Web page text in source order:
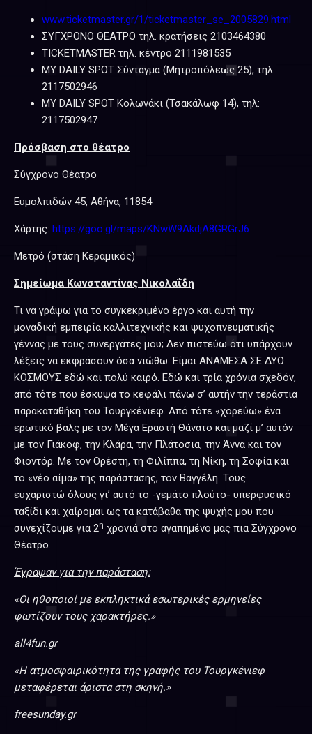
www.ticketmaster.gr/1/ticketmaster_se_2005829.html
ΣΥΓΧΡΟΝΟ ΘΕΑΤΡΟ τηλ. κρατήσεις 2103464380
TICKETMASTER τηλ. κέντρο 2111981535
MY DAILY SPOT Σύνταγμα (Μητροπόλεως 25), τηλ:
2117502946
MY DAILY SPOT Κολωνάκι (Τσακάλωφ 14), τηλ:
2117502947
Πρόσβαση στο θέατρο
Σύγχρονο Θέατρο
Ευμολπιδών 45, Αθήνα, 11854
Χάρτης: https://goo.gl/maps/KNwW9AkdjA8GRGrJ6
Μετρό (στάση Κεραμικός)
Σημείωμα Κωνσταντίνας Νικολαΐδη
Τι να γράψω για το συγκεκριμένο έργο και αυτή την
μοναδική εμπειρία καλλιτεχνικής και ψυχοπνευματικής
γέννας με τους συνεργάτες μου; Δεν πιστεύω ότι υπάρχουν
λέξεις να εκφράσουν όσα νιώθω. Είμαι ΑΝΑΜΕΣΑ ΣΕ ΔΥΟ
ΚΟΣΜΟΥΣ εδώ και πολύ καιρό. Εδώ και τρία χρόνια σχεδόν,
από τότε που έσκυψα το κεφάλι πάνω σ’ αυτήν την τεράστια
παρακαταθήκη του Τουργκένιεφ. Από τότε «χορεύω» ένα
ερωτικό βαλς με τον Μέγα Εραστή Θάνατο και μαζί μ’ αυτόν
με τον Γιάκοφ, την Κλάρα, την Πλάτοσια, την Άννα και τον
Φιοντόρ. Με τον Ορέστη, τη Φιλίππα, τη Νίκη, τη Σοφία και
το «νέο αίμα» της παράστασης, τον Βαγγέλη. Τους
ευχαριστώ όλους γι’ αυτό το -γεμάτο πλούτο- υπερφυσικό
ταξίδι και χαίρομαι ως τα κατάβαθα της ψυχής μου που
συνεχίζουμε για 2η χρονιά στο αγαπημένο μας πια Σύγχρονο
Θέατρο.
Έγραψαν για την παράσταση:
«Οι ηθοποιοί με εκπληκτικά εσωτερικές ερμηνείες
φωτίζουν τους χαρακτήρες.»
all4fun.gr
«Η ατμοσφαιρικότητα της γραφής του Τουργκένιεφ
μεταφέρεται άριστα στη σκηνή.»
freesunday.gr